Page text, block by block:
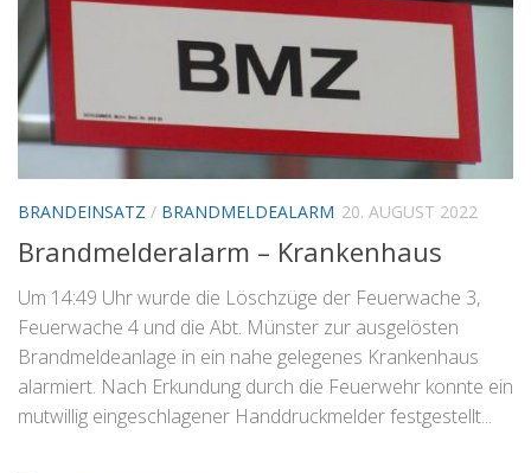
BRANDEINSATZ / BRANDMELDEALARM 20. AUGUST 2022
Brandmelderalarm – Krankenhaus
Um 14:49 Uhr wurde die Löschzüge der Feuerwache 3,
Feuerwache 4 und die Abt. Münster zur ausgelösten
Brandmeldeanlage in ein nahe gelegenes Krankenhaus
alarmiert. Nach Erkundung durch die Feuerwehr konnte ein
mutwillig eingeschlagener Handdruckmelder festgestellt...